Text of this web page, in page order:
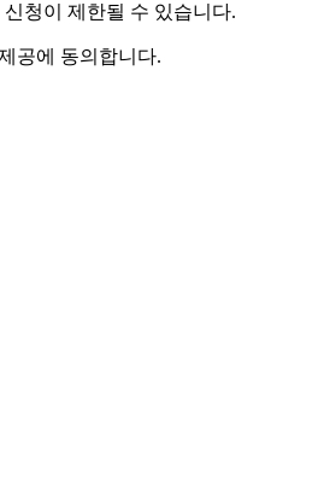
청이 제한될 수 있습니다.
공에 동의합니다.